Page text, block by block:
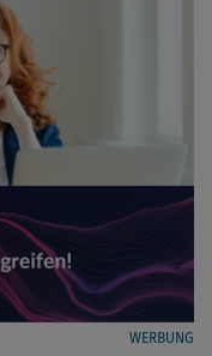
WERBUNG